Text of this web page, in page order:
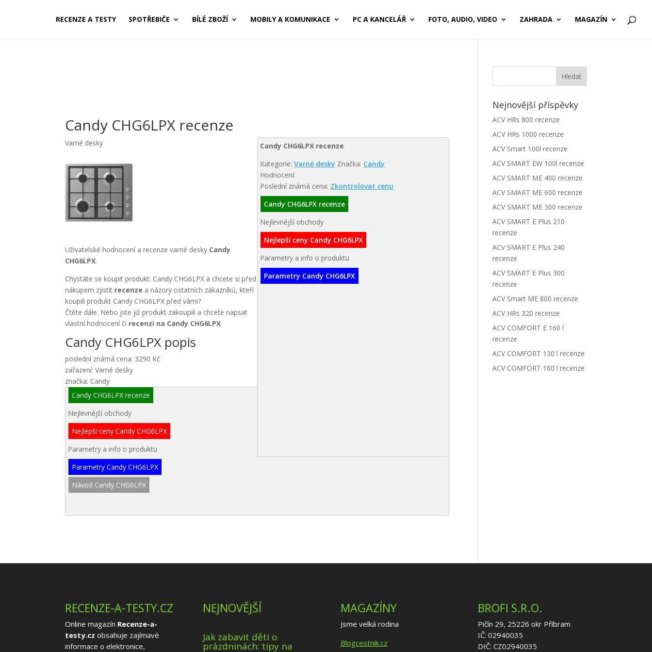
RECENZE A TESTY SPOTŘEBIČE BÍLÉ ZBOŽÍ MOBILY A KOMUNIKACE PC A KANCELÁŘ FOTO, AUDIO, VIDEO ZAHRADA MAGAZÍN
Candy CHG6LPX recenze
Candy CHG6LPX recenze
Kategorie:Varné desky Značka: Candy
Hodnocení:
Poslední známá cena: Zkontrolovat cenu
Candy CHG6LPX recenze
Nejlevnější obchody
Nejlepší ceny Candy CHG6LPX
Parametry a info o produktu
Parametry Candy CHG6LPX
Varné desky
Uživatelské hodnocení a recenze varné desky Candy
CHG6LPX.
Chystáte se koupit produkt: Candy CHG6LPX a chcete si před
nákupem zjistit recenze a názory ostatních zákazníků, kteří
koupili produkt Candy CHG6LPX před vámi?
Čtěte dále. Nebo jste již produkt zakoupili a chcete napsat
vlastní hodnocení či recenzi na Candy CHG6LPX
Candy CHG6LPX popis
poslední známá cena: 3290 Kč
zařazení: Varné desky
značka: Candy
Candy CHG6LPX recenze
Nejlevnější obchody
Nejlepší ceny Candy CHG6LPX
Parametry a info o produktu
Parametry Candy CHG6LPX
Návod Candy CHG6LPX
Nejnovější příspěvky
ACV HRs 800 recenze
ACV HRs 1000 recenze
ACV Smart 100l recenze
ACV SMART EW 100l recenze
ACV SMART ME 400 recenze
ACV SMART ME 600 recenze
ACV SMART ME 300 recenze
ACV SMART E Plus 210
recenze
ACV SMART E Plus 240
recenze
ACV SMART E Plus 300
recenze
ACV Smart ME 800 recenze
ACV HRs 320 recenze
ACV COMFORT E 160 l
recenze
ACV COMFORT 130 l recenze
ACV COMFORT 160 l recenze
RECENZE-A-TESTY.CZ
Online magazín Recenze-a-
testy.cz obsahuje zajímavé
informace o elektronice,
NEJNOVĚJŠÍ
Jak zabavit děti o
prázdninách: tipy na
MAGAZÍNY
Jsme velká rodina
Blogcestnik.cz
BROFI S.R.O.
Pičín 29, 25226 okr Příbram
IČ: 02940035
DIČ: CZ02940035